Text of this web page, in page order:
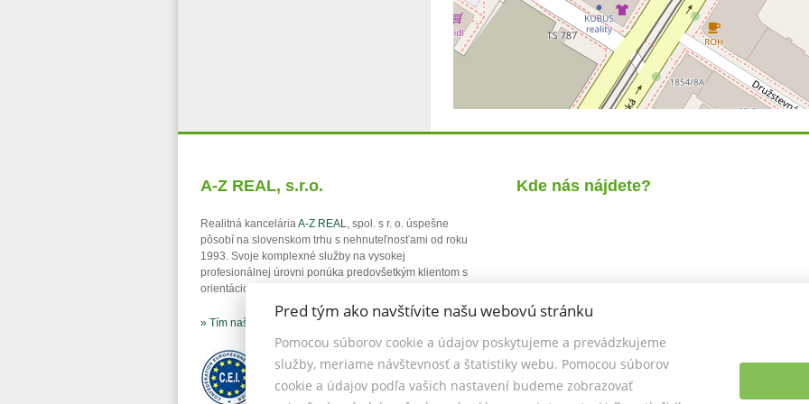
A-Z REAL, s.r.o.
Realitná kanceláriaA-Z REAL, spol. s r. o. úspešne
pôsobí na slovenskom trhu s nehnuteľnosťami od roku
1993. Svoje komplexné služby na vysokej
profesionálnej úrovni ponúka predovšetkým klientom s
orientáciou na bratislavský región.
» Tím našich maklérov
Kde nás nájdete?
Pred tým ako navštívite našu webovú stránku
Pomocou súborov cookie a údajov poskytujeme a prevádzkujeme
služby, meriame návštevnosť a štatistiky webu. Pomocou súborov
cookie a údajov podľa vašich nastavení budeme zobrazovať